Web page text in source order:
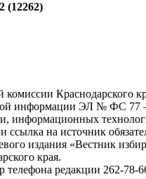
(12262)
комиссии Краснодарского
информации ЭЛ № ФС 77
информационных
на источник
издания «Вестник
края.
редакции 262-78-